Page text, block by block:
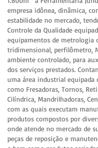
empresa idônea, dinâmica,
estabilidade no mercado,
Controle da Qualidade
equipamentos de metrologia
tridimensional, perfilômetro,
ambiente controlado, para
dos serviços prestados.
uma área industrial equipada
como Fresadoras, Tornos,
Cilíndrica, Mandrilhadoras,
com as quais executam
produtos compostos por
onde atende no mercado de
peças de reposição e